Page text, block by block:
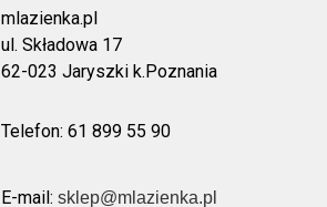
mlazienka.pl
ul. Składowa 17
62-023 Jaryszki k.Poznania
Telefon: 61 899 55 90
E-mail: sklep@mlazienka.pl